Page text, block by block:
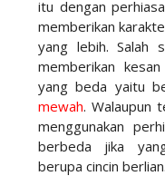
itu dengan
memberikan
yang lebih. Salah
memberikan
yang beda yaitu
mewah. Walaupun
menggunakan
berbeda jika
berupa cincin berlian.